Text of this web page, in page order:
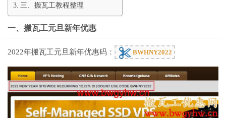
三、搬瓦工教程整理
一、搬瓦工元旦新年优惠
2022年搬瓦工元旦新年优惠码： BWHNY2022